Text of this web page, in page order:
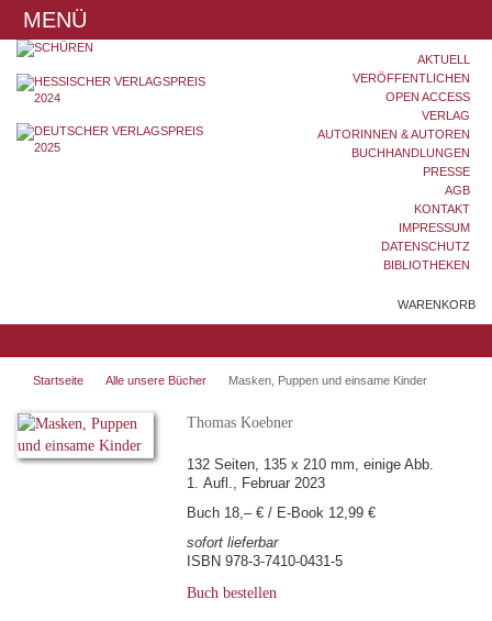
MENÜ
AKTUELL
VERÖFFENTLICHEN
OPEN ACCESS
VERLAG
AUTORINNEN & AUTOREN
BUCHHANDLUNGEN
PRESSE
AGB
KONTAKT
IMPRESSUM
DATENSCHUTZ
BIBLIOTHEKEN
WARENKORB
Startseite Alle unsere Bücher Masken, Puppen und einsame Kinder
Thomas Koebner
132 Seiten, 135 x 210 mm, einige Abb.
1. Aufl., Februar 2023
Buch 18,– € / E-Book 12,99 €
sofort lieferbar
ISBN 978-3-7410-0431-5
Buch bestellen